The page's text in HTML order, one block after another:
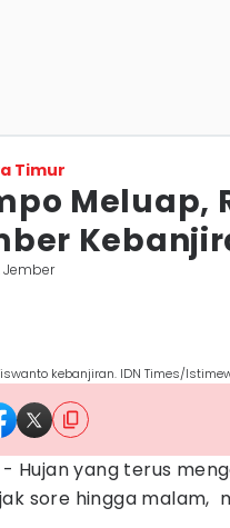
Timur
Meluap,
Jember
kebanjiran. IDN Times/
- Hujan yang terus
sore hingga malam,